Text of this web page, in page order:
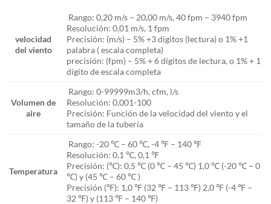
velocidad
del viento
Rango: 0,20 m/s – 20,00 m/s, 40 fpm – 3940 fpm
Resolución: 0,01 m/s, 1 fpm
Precisión: (m/s) – 5% +3 dígitos (lectura) o 1% +1
palabra ( escala completa)
precisión: (fpm) – 5% + 6 dígitos de lectura, o 1% + 1
dígito de escala completa
Volumen de
aire
Rango: 0-99999m3/h, cfm, l/s
Resolución: 0,001-100
Precisión: Función de la velocidad del viento y el
tamaño de la tubería
Temperatura
Rango: -20 ℃ – 60 ℃, -4 ℉ – 140 ℉
Resolución: 0,1 ℃, 0,1 ℉
Precisión: (℃): 0,5 ℃ (0 ℃ – 45 ℃) 1,0 ℃ (-20 ℃ – 0
℃) y (45 ℃ – 60 ℃ )
Precisión (℉): 1,0 ℉ (32 ℉ – 113 ℉) 2,0 ℉ (-4 ℉ –
32 ℉) y (113 ℉ – 140 ℉)